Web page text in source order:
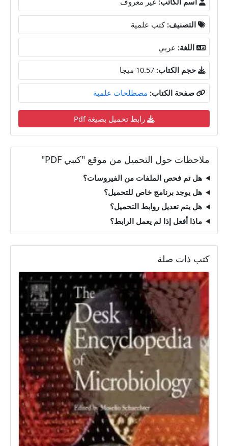
التصنيف: كتب علمية
اللغة: عربي
حجم الكتاب: 10.57 ميجا
صفحة الكتاب: مصطلحات علمية
رابط تحميل بصيغة Pdf
ملاحظات حول التحميل من موقع "كتبي PDF"
هل تم فحص الملفات من الفيروسات؟
هل يوجد برنامج خاص للتحميل؟
هل يتم تعديل روابط التحميل؟
ماذا أفعل إذا لم يعمل الرابط؟
كتب ذات صلة